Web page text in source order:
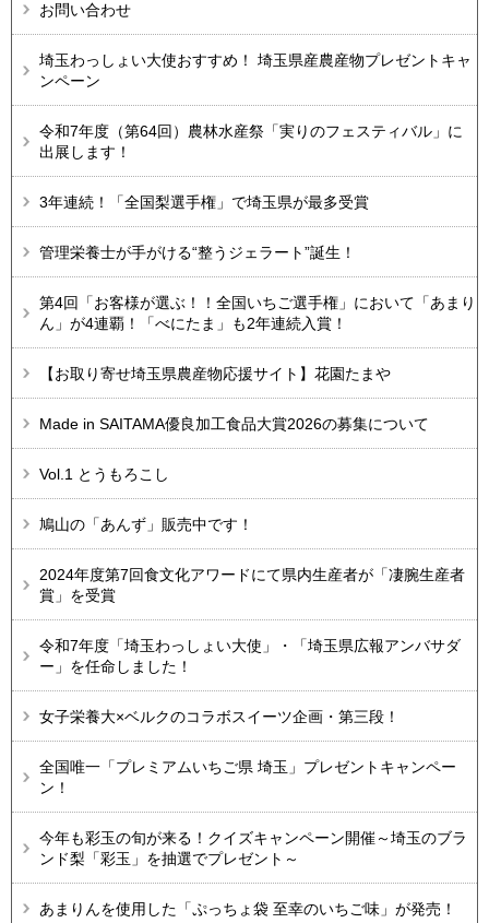
お問い合わせ
埼玉わっしょい大使おすすめ！ 埼玉県産農産物プレゼントキャ
ンペーン
令和7年度（第64回）農林水産祭「実りのフェスティバル」に
出展します！
3年連続！「全国梨選手権」で埼玉県が最多受賞
管理栄養士が手がける“整うジェラート”誕生！
第4回「お客様が選ぶ！！全国いちご選手権」において「あまり
ん」が4連覇！「べにたま」も2年連続入賞！
【お取り寄せ埼玉県農産物応援サイト】花園たまや
Made in SAITAMA優良加工食品大賞2026の募集について
Vol.1 とうもろこし
鳩山の「あんず」販売中です！
2024年度第7回食文化アワードにて県内生産者が「凄腕生産者
賞」を受賞
令和7年度「埼玉わっしょい大使」・「埼玉県広報アンバサダ
ー」を任命しました！
女子栄養大×ベルクのコラボスイーツ企画・第三段！
全国唯一「プレミアムいちご県 埼玉」プレゼントキャンペー
ン！
今年も彩玉の旬が来る！クイズキャンペーン開催～埼玉のブラ
ンド梨「彩玉」を抽選でプレゼント～
あまりんを使用した「ぷっちょ袋 至幸のいちご味」が発売！